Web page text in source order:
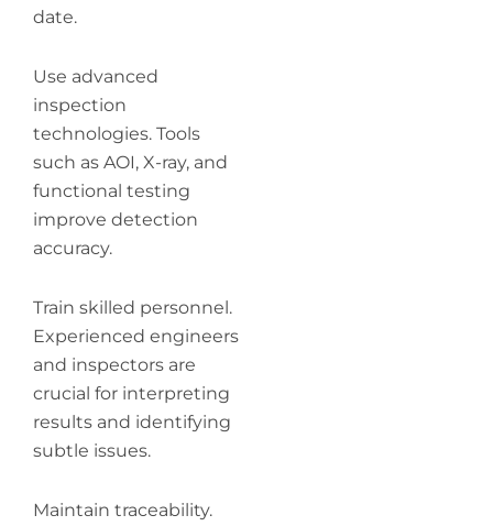
date.
Use advanced
inspection
technologies. Tools
such as AOI, X-ray, and
functional testing
improve detection
accuracy.
Train skilled personnel.
Experienced engineers
and inspectors are
crucial for interpreting
results and identifying
subtle issues.
Maintain traceability.